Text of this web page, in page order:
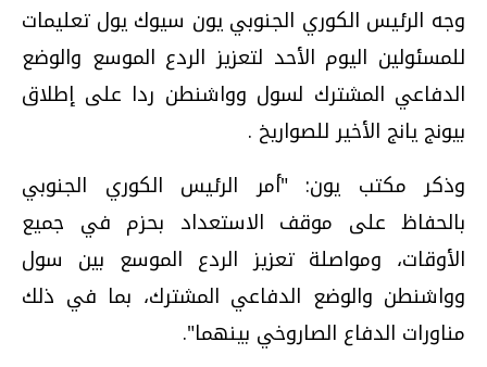
وجه الرئيس الكوري الجنوبي يون سيوك يول تعليمات
للمسئولين اليوم الأحد لتعزيز الردع الموسع والوضع
الدفاعي المشترك لسول وواشنطن ردا على إطلاق
بيونج يانج الأخير للصواريخ .
وذكر مكتب يون: "أمر الرئيس الكوري الجنوبي
بالحفاظ على موقف الاستعداد بحزم في جميع
الأوقات، ومواصلة تعزيز الردع الموسع بين سول
وواشنطن والوضع الدفاعي المشترك، بما في ذلك
مناورات الدفاع الصاروخي بينهما".